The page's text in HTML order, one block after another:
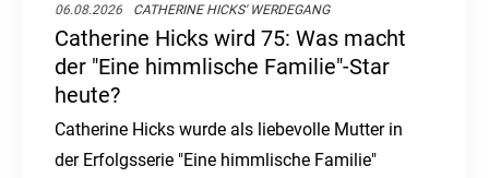
06.08.2026 CATHERINE HICKS' WERDEGANG
Catherine Hicks wird 75: Was macht
der "Eine himmlische Familie"-Star
heute?
Catherine Hicks wurde als liebevolle Mutter in
der Erfolgsserie "Eine himmlische Familie"